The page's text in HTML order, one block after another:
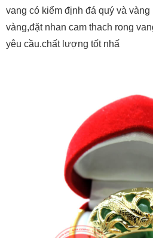
vang có kiểm định đá quý và vàng
vàng,đặt nhan cam thach rong
yêu cầu.chất lượng tốt nhấ